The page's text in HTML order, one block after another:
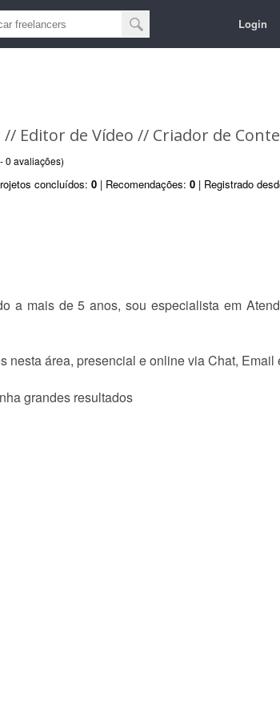
Login
Editor de Vídeo // Criador de
0 avaliações)
concluídos: 0 | Recomendações: 0 | Registrado
a mais de 5 anos, sou especialista em
nesta área, presencial e online via Chat, Email
grandes resultados